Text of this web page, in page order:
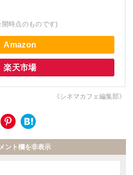
時点のものです)
Amazon
楽天市場
《シネマカフェ編集部》
ント欄を非表示